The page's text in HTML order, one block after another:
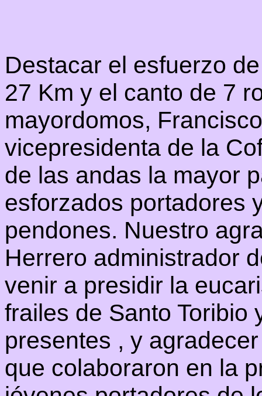
Destacar el esfuerzo
27 Km y el canto de 7
mayordomos,
vicepresidenta de la
de las andas la mayor
esforzados portadores
pendones. Nuestro
Herrero administrador
venir a presidir la
frailes de Santo Toribio
presentes , y
que colaboraron en la